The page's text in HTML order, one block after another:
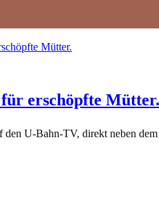
erschöpfte Mütter.
U-Bahn-TV, direkt neben